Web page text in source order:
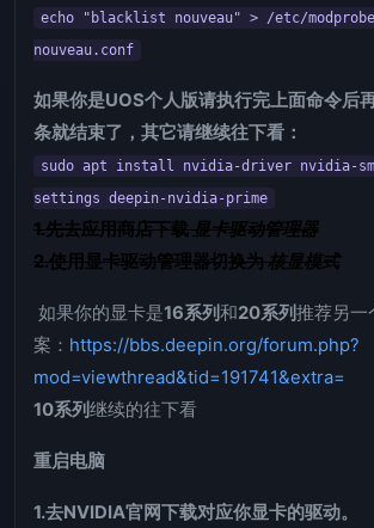
echo "blacklist nouveau" > /etc/
nouveau.conf
如果你是UOS个人版请执行完上面命令后
条就结束了，其它请继续往下看：
sudo apt install nvidia-driver nvidia-
settings deepin-nvidia-prime
1.先去应用商店下载显卡驱动管理器
2.使用显卡驱动管理器切换为核显模式
如果你的显卡是16系列和20系列推荐另一
案： https://bbs.deepin.org/forum.php?
mod=viewthread&tid=191741&extra=
10系列继续的往下看
重启电脑
1.去NVIDIA官网下载对应你显卡的驱动。